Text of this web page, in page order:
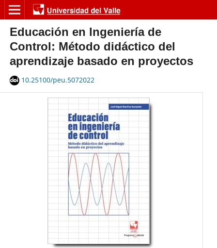
Educación en Ingeniería de
Control: Método didáctico del
aprendizaje basado en proyectos
10.25100/peu.5072022